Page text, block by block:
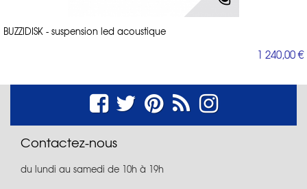
BUZZIDISK - suspension led acoustique
1 240,00 €
Contactez-nous
du lundi au samedi de 10h à 19h